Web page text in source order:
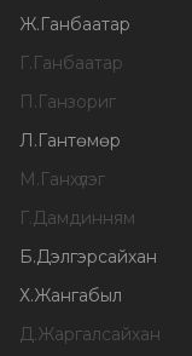
Ж.Ганбаатар
Г.Ганбаатар
П.Ганзориг
Л.Гантөмөр
М.Ганхүлэг
Г.Дамдинням
Б.Дэлгэрсайхан
Х.Жангабыл
Д.Жаргалсайхан